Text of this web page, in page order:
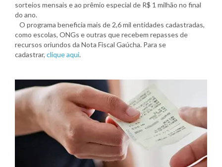
sorteios mensais e ao prêmio especial de R$ 1 milhão no final
do ano.
O programa beneficia mais de 2,6 mil entidades cadastradas,
como escolas, ONGs e outras que recebem repasses de
recursos oriundos da Nota Fiscal Gaúcha. Para se
cadastrar, clique aqui.